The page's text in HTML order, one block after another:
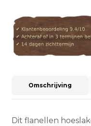
Omschrijving
Dit flanellen